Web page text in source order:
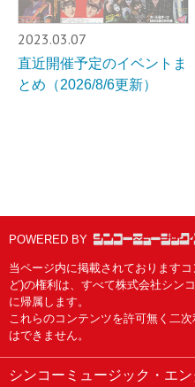
2023.03.07
直近開催予定のイベントま
とめ（2026/8/6更新）
POWERED BY
当ページ内に掲載されております
ど)の権利は、すべて株式会社シン
に帰属します。
これらのコンテンツを許可無く二
はできません。
シンコーミュージック・エン